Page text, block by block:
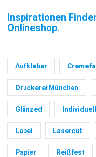
Inspirationen
Onlineshop.
Aufkleber
Druckerei München
Glänzed
Label Lasercut
Papier Reißfest